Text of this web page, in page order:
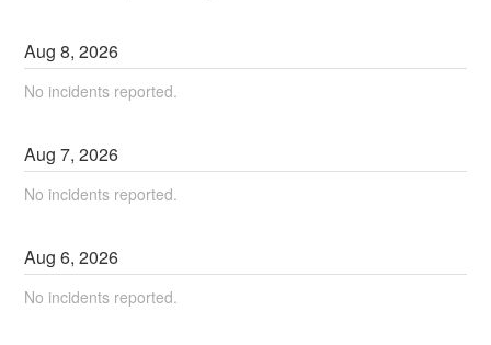
Aug8,2026
No incidents reported.
Aug7,2026
No incidents reported.
Aug6,2026
No incidents reported.